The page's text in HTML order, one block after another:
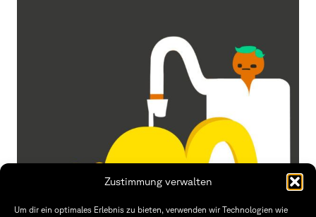
Zustimmung verwalten
Um dir ein optimales Erlebnis zu bieten, verwenden wir Technologien wie